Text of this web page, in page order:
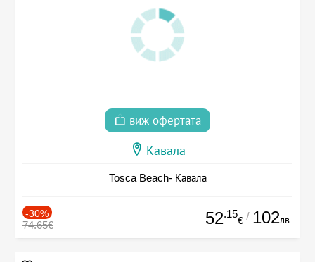
виж офертата
Кавала
Tosca Beach- Кавала
-30%
74.65€ 52.15
€ / 102лв.